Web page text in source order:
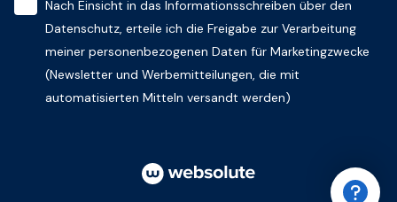
Nach Einsicht in das Informationsschreiben über den
Datenschutz, erteile ich die Freigabe zur Verarbeitung
meiner personenbezogenen Daten für Marketingzwecke
(Newsletter und Werbemitteilungen, die mit
automatisierten Mitteln versandt werden)